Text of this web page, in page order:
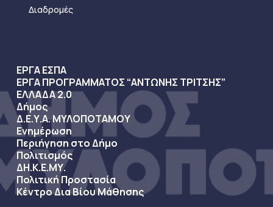
Διαδρομές
ΕΡΓΑ ΕΣΠΑ
ΕΡΓΑ ΠΡΟΓΡΑΜΜΑΤΟΣ “ΑΝΤΩΝΗΣ ΤΡΙΤΣΗΣ”
ΕΛΛΑΔΑ 2.0
Δήμος
Δ.Ε.Υ.Α. ΜΥΛΟΠΟΤΑΜΟΥ
Ενημέρωση
Περιήγηση στο Δήμο
Πολιτισμός
ΔΗ.Κ.Ε.ΜΥ.
Πολιτική Προστασία
Κέντρο Δια Βίου Μάθησης